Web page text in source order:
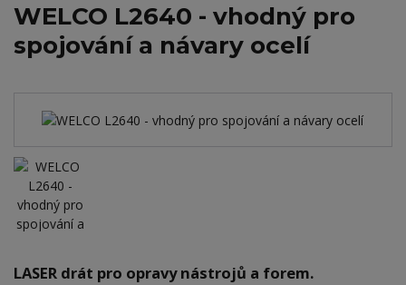
WELCO L2640 - vhodný pro
spojování a návary ocelí
LASER drát pro opravy nástrojů a forem.